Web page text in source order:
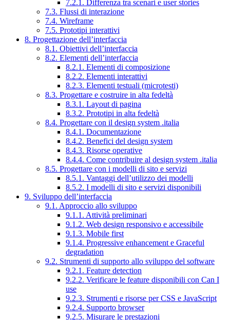
7.2.1. Differenza tra scenari e user stories
7.3. Flussi di interazione
7.4. Wireframe
7.5. Prototipi interattivi
8. Progettazione dell’interfaccia
8.1. Obiettivi dell’interfaccia
8.2. Elementi dell’interfaccia
8.2.1. Elementi di composizione
8.2.2. Elementi interattivi
8.2.3. Elementi testuali (microtesti)
8.3. Progettare e costruire in alta fedeltà
8.3.1. Layout di pagina
8.3.2. Prototipi in alta fedeltà
8.4. Progettare con il design system .italia
8.4.1. Documentazione
8.4.2. Benefici del design system
8.4.3. Risorse operative
8.4.4. Come contribuire al design system .italia
8.5. Progettare con i modelli di sito e servizi
8.5.1. Vantaggi dell’utilizzo dei modelli
8.5.2. I modelli di sito e servizi disponibili
9. Sviluppo dell’interfaccia
9.1. Approccio allo sviluppo
9.1.1. Attività preliminari
9.1.2. Web design responsivo e accessibile
9.1.3. Mobile first
9.1.4. Progressive enhancement e Graceful
degradation
9.2. Strumenti di supporto allo sviluppo del software
9.2.1. Feature detection
9.2.2. Verificare le feature disponibili con Can I
use
9.2.3. Strumenti e risorse per CSS e JavaScript
9.2.4. Supporto browser
9.2.5. Misurare le prestazioni